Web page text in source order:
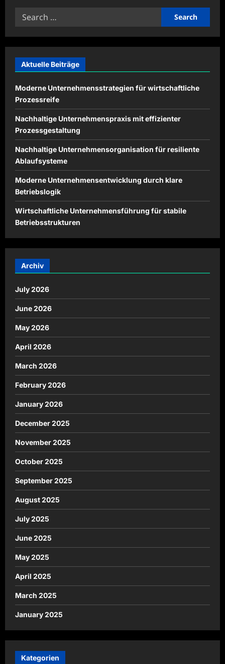
Search
Aktuelle Beiträge
Moderne Unternehmensstrategien für wirtschaftliche
Prozessreife
Nachhaltige Unternehmenspraxis mit effizienter
Prozessgestaltung
Nachhaltige Unternehmensorganisation für resiliente
Ablaufsysteme
Moderne Unternehmensentwicklung durch klare
Betriebslogik
Wirtschaftliche Unternehmensführung für stabile
Betriebsstrukturen
Archiv
July 2026
June 2026
May 2026
April 2026
March 2026
February 2026
January 2026
December 2025
November 2025
October 2025
September 2025
August 2025
July 2025
June 2025
May 2025
April 2025
March 2025
January 2025
Kategorien